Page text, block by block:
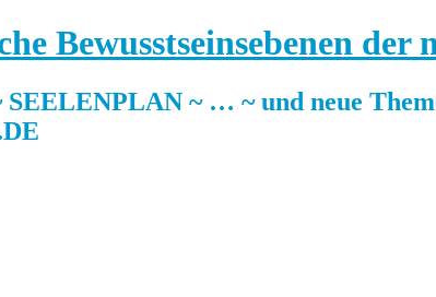
Bewusstseinsebenen der
~ … ~ und neue